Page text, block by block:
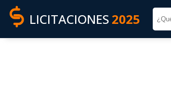
LICITACIONES 2025